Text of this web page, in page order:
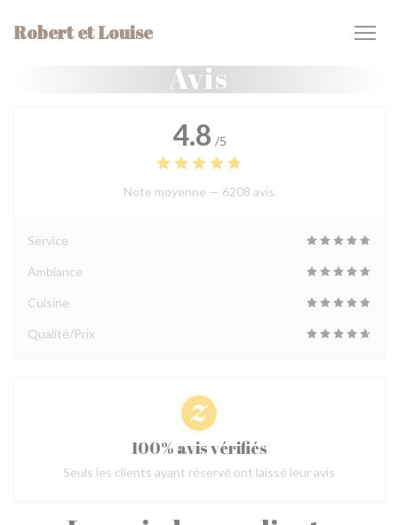
Robert et Louise
Avis
4.8 /5
Note moyenne — 6208 avis
Service
Ambiance
Cuisine
Qualité/Prix
100% avis vérifiés
Seuls les clients ayant réservé ont laissé leur avis